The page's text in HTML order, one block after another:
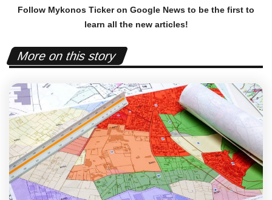
Follow Mykonos Ticker on Google News to be the first to
learn all the new articles!
More on this story